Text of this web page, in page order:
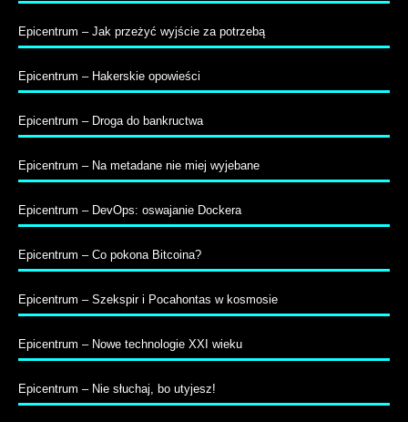
Epicentrum – Jak przeżyć wyjście za potrzebą
Epicentrum – Hakerskie opowieści
Epicentrum – Droga do bankructwa
Epicentrum – Na metadane nie miej wyjebane
Epicentrum – DevOps: oswajanie Dockera
Epicentrum – Co pokona Bitcoina?
Epicentrum – Szekspir i Pocahontas w kosmosie
Epicentrum – Nowe technologie XXI wieku
Epicentrum – Nie słuchaj, bo utyjesz!